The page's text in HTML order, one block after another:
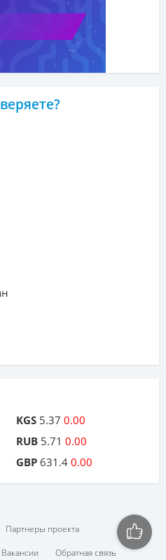
KGS 5.37 0.00
RUB 5.71 0.00
GBP 631.4 0.00
Партнеры проекта
Вакансии Обратная связь